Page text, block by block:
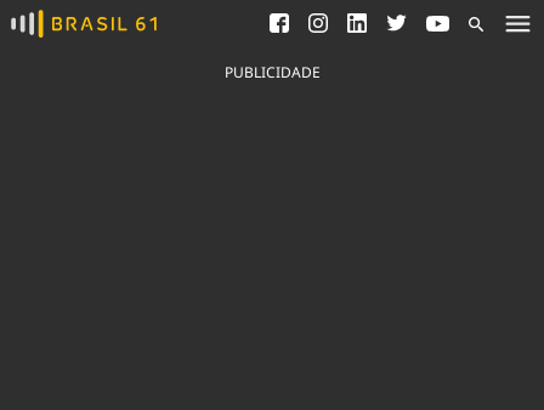
Ver todas as notícias
Saneamento
Indicadores
PUBLICIDADE